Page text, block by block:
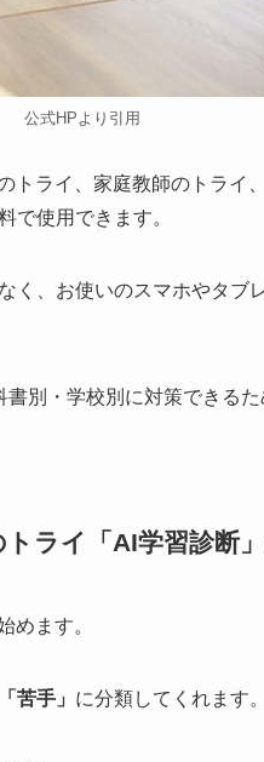
公式HPより引用
トライ、家庭教師のトライ
で使用できます。
く、お使いのスマホやタブ
別・学校別に対策できる
ライ「AI学習診断
めます。
苦手」 に分類してくれます。